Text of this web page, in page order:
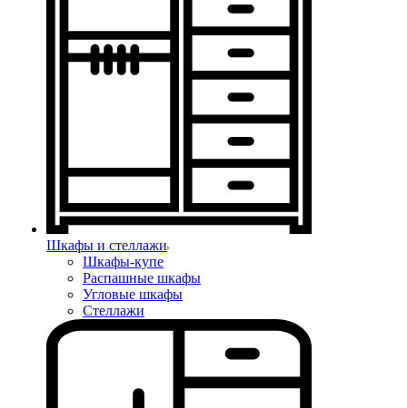
Шкафы и стеллажи
Шкафы-купе
Распашные шкафы
Угловые шкафы
Стеллажи